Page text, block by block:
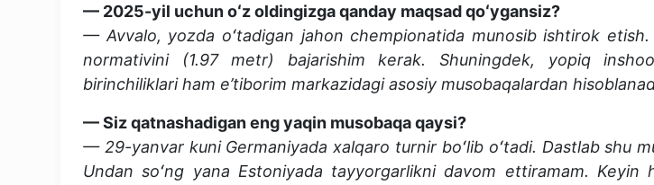
— 2025-yil uchun oʻz oldingizga qanday maqsad qoʻygansiz?
— Avvalo, yozda oʻtadigan jahon chempionatida munosib ishtirok etish.
normativini (1.97 metr) bajarishim kerak. Shuningdek, yopiq
birinchiliklari ham e’tiborim markazidagi asosiy musobaqalardan
— Siz qatnashadigan eng yaqin musobaqa qaysi?
— 29-yanvar kuni Germaniyada xalqaro turnir boʻlib oʻtadi. Dastlab shu
Undan soʻng yana Estoniyada tayyorgarlikni davom ettiramam. Keyin